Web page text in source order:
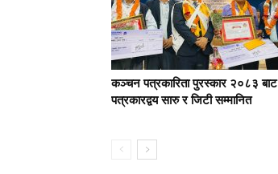
कञ्चन पत्रकारिता पुरस्कार २०८३ बाट
पत्रकारद्वय सारु र जिटी सम्मानित